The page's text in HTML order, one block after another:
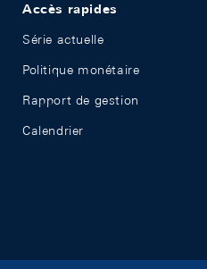
Accès rapides
Série actuelle
Politique monétaire
Rapport de gestion
Calendrier